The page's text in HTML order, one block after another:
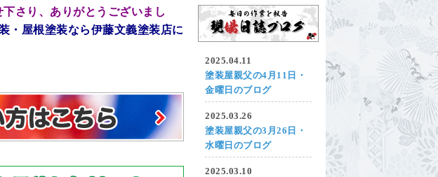
さり、ありがとうございまし
・屋根塗装なら伊藤文義塗装店に
2025.04.11
塗装屋親父の4月11日・
金曜日のブログ
2025.03.26
塗装屋親父の3月26日・
水曜日のブログ
2025.03.10